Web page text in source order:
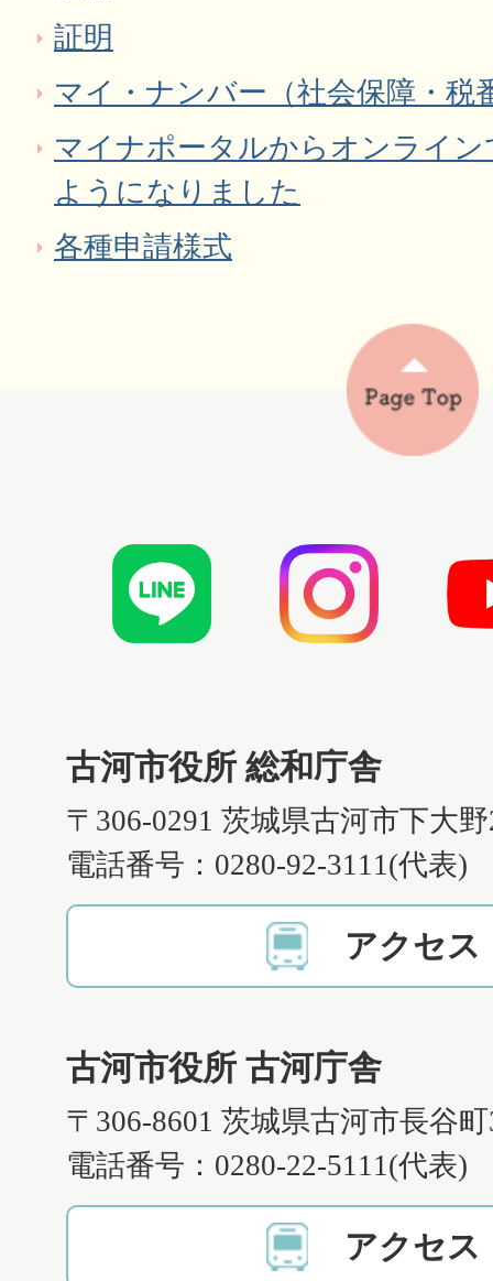
証明
マイ・ナンバー（社会保障・税
マイナポータルからオンライ
ようになりました
各種申請様式
古河市役所 総和庁舎
〒306-0291 茨城県古河市下大
電話番号：0280-92-3111(代表)
アクセス
古河市役所 古河庁舎
〒306-8601 茨城県古河市長谷
電話番号：0280-22-5111(代表)
アクセス